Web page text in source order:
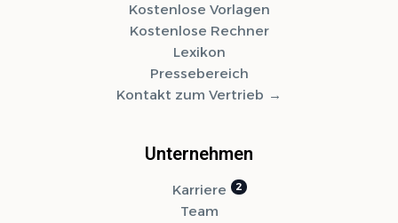
Kostenlose Vorlagen
Kostenlose Rechner
Lexikon
Pressebereich
Kontakt zum Vertrieb
Unternehmen
Karriere
Team